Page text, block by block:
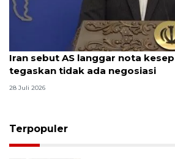
Iran sebut AS langgar nota
tegaskan tidak ada negosiasi
28 Juli 2026
Terpopuler